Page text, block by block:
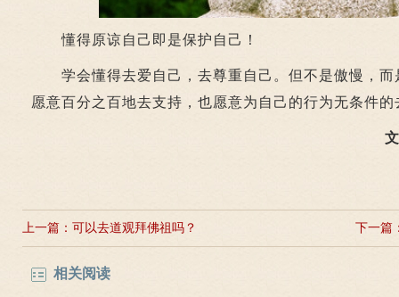
懂得原谅自己即是保护自己！
学会懂得去爱自己，去尊重自己。但不是傲慢，而
愿意百分之百地去支持，也愿意为自己的行为无条件的
上一篇： 可以去道观拜佛祖吗？ 下一篇
相关阅读